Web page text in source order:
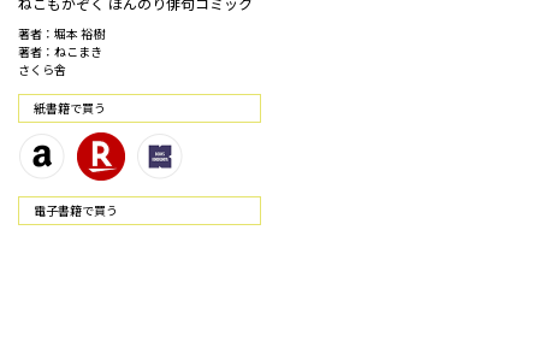
著者：堀本 裕樹
著者：ねこまき
さくら舎
紙書籍で買う
電⼦書籍で買う